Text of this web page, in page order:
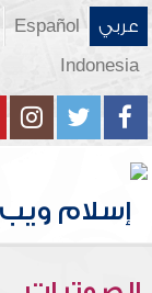
عربي Español
Indonesia